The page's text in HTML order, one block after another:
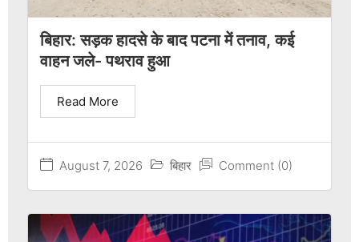
बिहार: सड़क हादसे के बाद पटना में तनाव, कई
वाहन जले- पथराव हुआ
August 7, 2026 बिहार Comment (0)
Read More